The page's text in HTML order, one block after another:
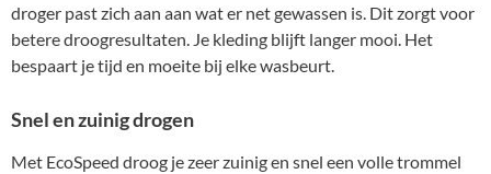
droger past zich aan aan wat er net gewassen is. Dit zorgt voor
betere droogresultaten. Je kleding blijft langer mooi. Het
bespaart je tijd en moeite bij elke wasbeurt.
Snel en zuinig drogen
Met EcoSpeed droog je zeer zuinig en snel een volle trommel